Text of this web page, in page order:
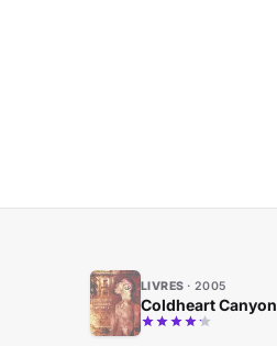
LIVRES 2005
Coldheart Canyon